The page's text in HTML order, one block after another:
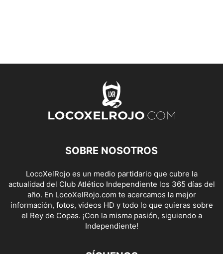
SOBRE NOSOTROS
LocoXelRojo es un medio partidario que cubre la
actualidad del Club Atlético Independiente los 365 días del
año. En LocoXelRojo.com te acercamos la mejor
información, fotos, videos HD y todo lo que quieras sobre
el Rey de Copas. ¡Con la misma pasión, siguiendo a
Independiente!